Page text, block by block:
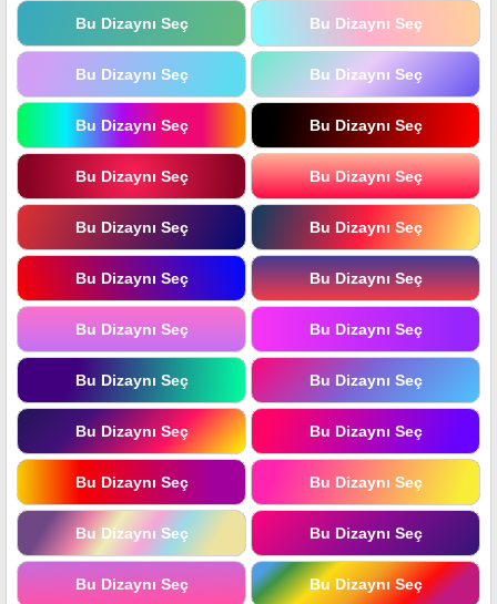
Bu Dizaynı Seç Bu Dizaynı Seç
Bu Dizaynı Seç Bu Dizaynı Seç
Bu Dizaynı Seç Bu Dizaynı Seç
Bu Dizaynı Seç Bu Dizaynı Seç
Bu Dizaynı Seç Bu Dizaynı Seç
Bu Dizaynı Seç Bu Dizaynı Seç
Bu Dizaynı Seç Bu Dizaynı Seç
Bu Dizaynı Seç Bu Dizaynı Seç
Bu Dizaynı Seç Bu Dizaynı Seç
Bu Dizaynı Seç Bu Dizaynı Seç
Bu Dizaynı Seç Bu Dizaynı Seç
Bu Dizaynı Seç Bu Dizaynı Seç